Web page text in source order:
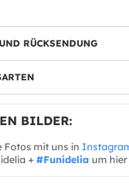
RÜCKSENDUNG
BILDER:
Fotos mit uns in
+ #Funidelia um